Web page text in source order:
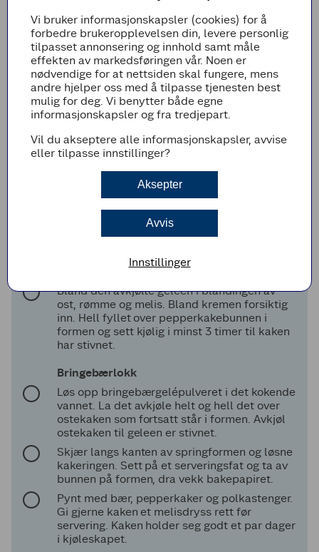
Pepperkakebunn
Knus pepperkakene i en foodprossesor, bland
inn smøret, og kjør til en jevn deig. Ha
bakepapir i bunnen av en 24 cm springform.
Trykk pepperkakeblandingen jevnt ut i
bunnen av formen.
i 10 minutter og sett til avkjøling.
Ostekakefyll
Løs opp sitrongelépulveret i det kokende
vannet og sett til avkjøling.
Visp kremostene, rømme og melis godt
sammen i en foodprossessor eller med en
Pisk kremfløte til krem og sett den kaldt.
Bland den avkjølte geléen i blandingen av
ost, rømme og melis. Bland kremen forsiktig
inn. Hell fyllet over pepperkakebunnen i
formen og sett kjølig i minst 3 timer til kaken
har stivnet.
Bringebærlokk
Løs opp bringebærgelépulveret i det kokende
vannet. La det avkjøle helt og hell det over
ostekaken som fortsatt står i formen. Avkjøl
ostekaken til geleen er stivnet.
Skjær langs kanten av springformen og løsne
kakeringen. Sett på et serveringsfat og ta av
bunnen på formen, dra vekk bakepapiret.
Pynt med bær, pepperkaker og polkastenger.
Gi gjerne kaken et melisdryss rett før
servering. Kaken holder seg godt et par dager
i kjøleskapet.
Vi bruker informasjonskapsler (cookies) for å
forbedre brukeropplevelsen din, levere personlig
tilpasset annonsering og innhold samt måle
effekten av markedsføringen vår. Noen er
nødvendige for at nettsiden skal fungere, mens
andre hjelper oss med å tilpasse tjenesten best
mulig for deg. Vi benytter både egne
informasjonskapsler og fra tredjepart.
Vil du akseptere alle informasjonskapsler, avvise
eller tilpasse innstillinger?
Aksepter
Avvis
Innstillinger